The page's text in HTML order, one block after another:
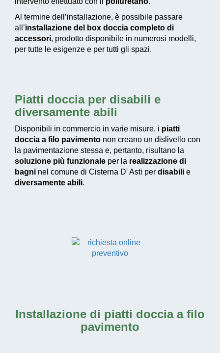
Al termine dell’installazione, è possibile passare
all’installazione del box doccia completo di
accessori, prodotto disponibile in numerosi modelli,
per tutte le esigenze e per tutti gli spazi.
Piatti doccia per disabili e
diversamente abili
Disponibili in commercio in varie misure, i piatti
doccia a filo pavimento non creano un dislivello con
la pavimentazione stessa e, pertanto, risultano la
soluzione più funzionale per la realizzazione di
bagni nel comune di Cisterna D' Asti per disabili e
diversamente abili.
Installazione di piatti doccia a filo
pavimento